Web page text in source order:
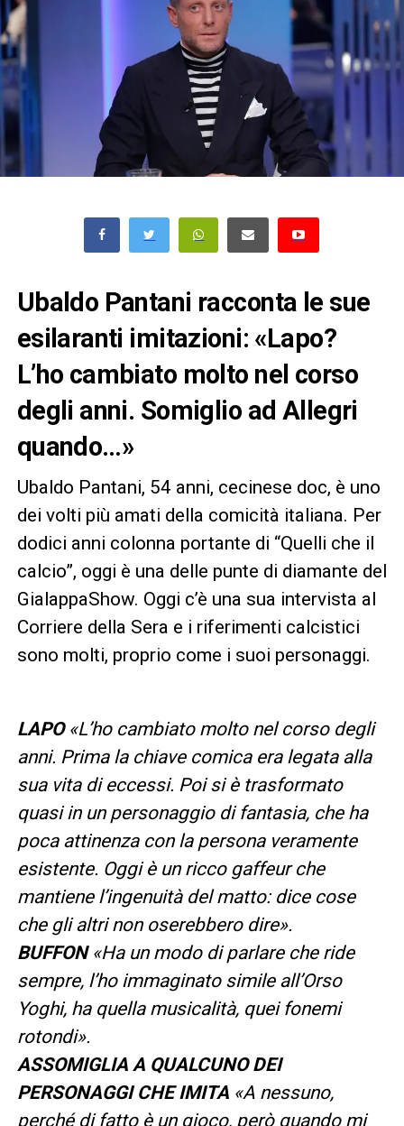
Ubaldo Pantani racconta le sue
esilaranti imitazioni: «Lapo?
L’ho cambiato molto nel corso
degli anni. Somiglio ad Allegri
quando…»
Ubaldo Pantani, 54 anni, cecinese doc, è uno
dei volti più amati della comicità italiana. Per
dodici anni colonna portante di “Quelli che il
calcio”, oggi è una delle punte di diamante del
GialappaShow. Oggi c’è una sua intervista al
Corriere della Sera e i riferimenti calcistici
sono molti, proprio come i suoi personaggi.
LAPO «L’ho cambiato molto nel corso degli
anni. Prima la chiave comica era legata alla
sua vita di eccessi. Poi si è trasformato
quasi in un personaggio di fantasia, che ha
poca attinenza con la persona veramente
esistente. Oggi è un ricco gaffeur che
mantiene l’ingenuità del matto: dice cose
che gli altri non oserebbero dire».
BUFFON «Ha un modo di parlare che ride
sempre, l’ho immaginato simile all’Orso
Yoghi, ha quella musicalità, quei fonemi
rotondi».
ASSOMIGLIA A QUALCUNO DEI
PERSONAGGI CHE IMITA«A nessuno,
perché di fatto è un gioco, però quando mi